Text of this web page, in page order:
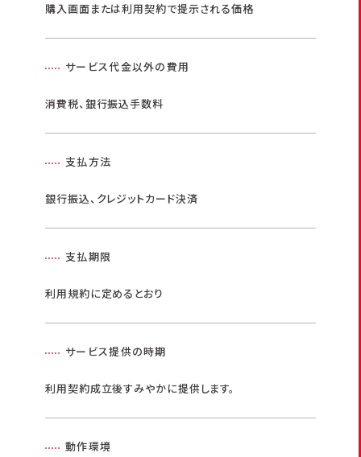
購入画面または利用契約で提示される価格
サービス代金以外の費用
消費税、銀行振込手数料
支払方法
銀行振込、クレジットカード決済
支払期限
利用規約に定めるとおり
サービス提供の時期
利用契約成立後すみやかに提供します。
動作環境